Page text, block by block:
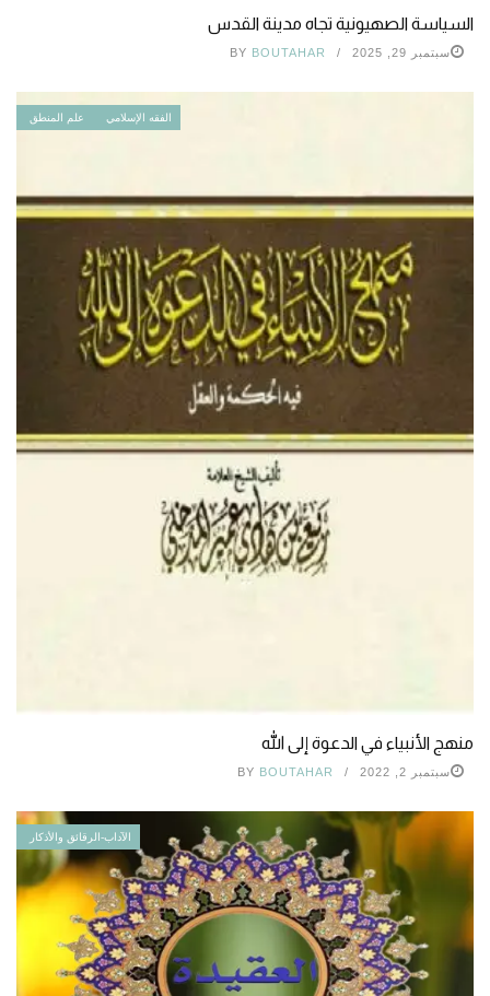
السياسة الصهيونية تجاه مدينة القدس
سبتمبر 29, 2025 BY BOUTAHAR
الفقه الإسلامي علم المنطق
منهج الأنبياء في الدعوة إلى الله
سبتمبر 2, 2022 BY BOUTAHAR
الآداب-الرقائق والأذكار